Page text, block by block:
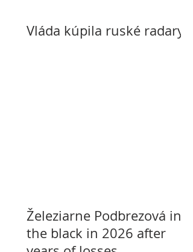
Vláda kúpila ruské radary
Železiarne Podbrezová in
the black in 2026 after